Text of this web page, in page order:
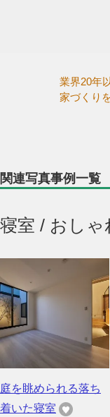
業界20年
家づくり
関連写真事例一覧
寝室 / おしゃ
庭を眺められる落ち
着いた寝室